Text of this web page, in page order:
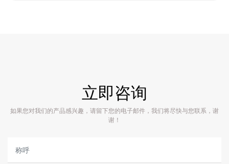
立即咨询
如果您对我们的产品感兴趣，请留下您的电子邮件，我们将尽快与您联系，谢
谢！